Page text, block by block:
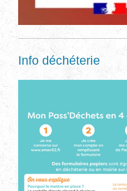
Info déchéterie